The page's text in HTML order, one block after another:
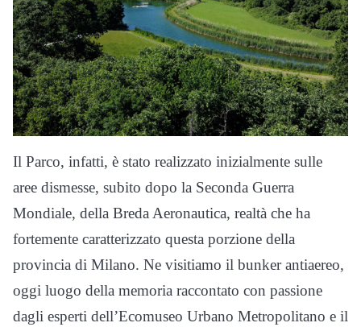
Il Parco, infatti, è stato realizzato inizialmente sulle
aree dismesse, subito dopo la Seconda Guerra
Mondiale, della Breda Aeronautica, realtà che ha
fortemente caratterizzato questa porzione della
provincia di Milano. Ne visitiamo il bunker antiaereo,
oggi luogo della memoria raccontato con passione
dagli esperti dell’Ecomuseo Urbano Metropolitano e il